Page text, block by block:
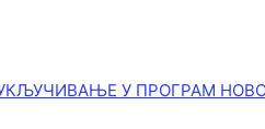
У ПРОГРАМ